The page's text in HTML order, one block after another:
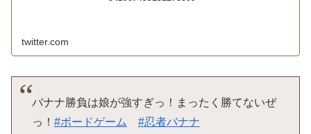
twitter.com
バナナ勝負は娘が強すぎっ！まったく勝てないぜ
っ！ #ボードゲーム
#忍者バナナ